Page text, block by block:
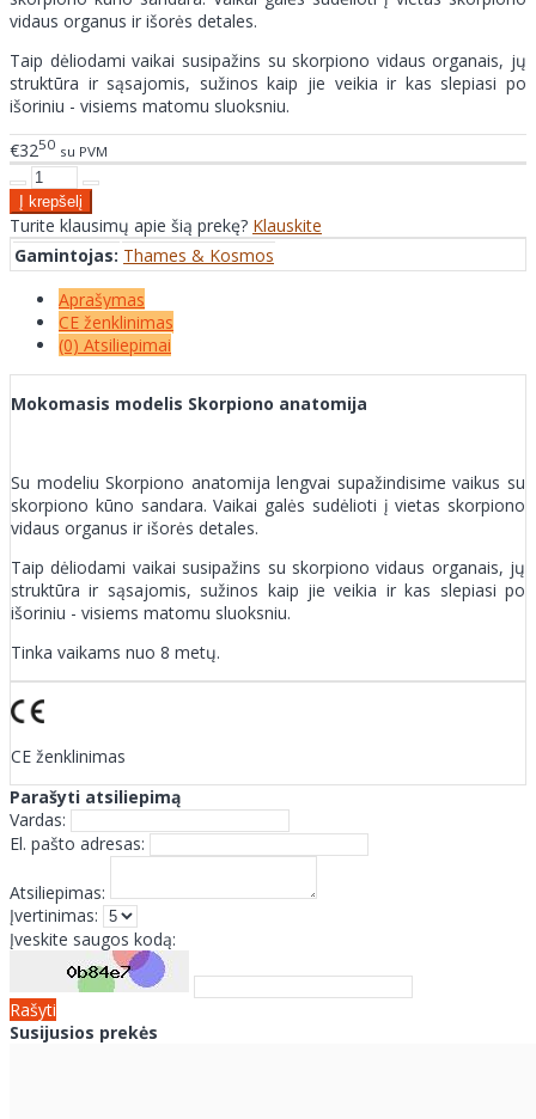
vidaus organus ir išorės detales.
Taip dėliodami vaikai susipažins su skorpiono vidaus organais, jų
struktūra ir sąsajomis, sužinos kaip jie veikia ir kas slepiasi po
išoriniu - visiems matomu sluoksniu.
€3250 su PVM
Turite klausimų apie šią prekę? Klauskite
Gamintojas: Thames & Kosmos
Aprašymas
CE ženklinimas
(0) Atsiliepimai
Mokomasis modelis Skorpiono anatomija
Su modeliu Skorpiono anatomija lengvai supažindisime vaikus su
skorpiono kūno sandara. Vaikai galės sudėlioti į vietas skorpiono
vidaus organus ir išorės detales.
Taip dėliodami vaikai susipažins su skorpiono vidaus organais, jų
struktūra ir sąsajomis, sužinos kaip jie veikia ir kas slepiasi po
išoriniu - visiems matomu sluoksniu.
Tinka vaikams nuo 8 metų.
CE ženklinimas
Parašyti atsiliepimą
Vardas:
El. pašto adresas:
Atsiliepimas:
Įvertinimas:
Įveskite saugos kodą:
Rašyti
Susijusios prekės